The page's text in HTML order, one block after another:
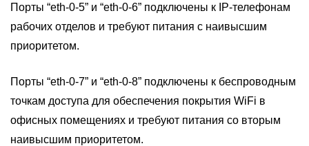
Порты “eth-0-5” и “eth-0-6” подключены к IP-телефонам
рабочих отделов и требуют питания с наивысшим
приоритетом.
Порты “eth-0-7” и “eth-0-8” подключены к беспроводным
точкам доступа для обеспечения покрытия WiFi в
офисных помещениях и требуют питания со вторым
наивысшим приоритетом.